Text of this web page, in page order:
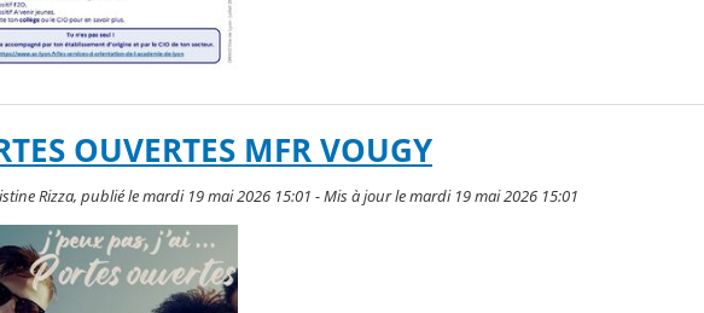
OUVERTES MFR VOUGY
Rizza, publié le mardi 19 mai 2026 15:01 - Mis à jour le mardi 19 mai 2026 15:01